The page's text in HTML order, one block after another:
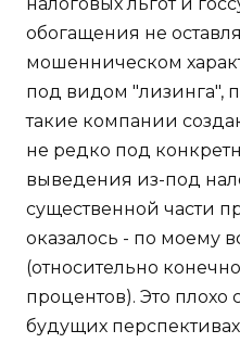
обогащения не
мошенническом
под видом "лизинга",
такие компании
не редко под
выведения из-под
существенной части
оказалось - по моему
(относительно
процентов). Это плохо
будущих